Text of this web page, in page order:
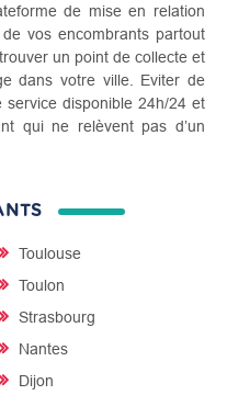
de mise en relation
vos encombrants partout
un point de collecte et
dans votre ville. Eviter de
disponible 24h/24 et
qui ne relèvent pas d’un
Toulouse
Toulon
Strasbourg
Nantes
Dijon